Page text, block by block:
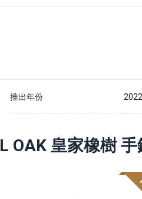
推出年份
OAK 皇家橡樹 手